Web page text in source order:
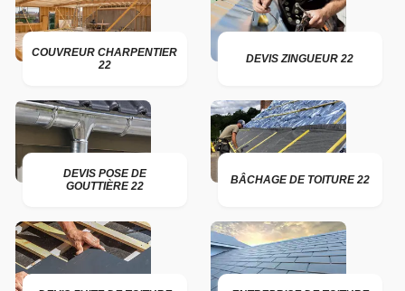
COUVREUR CHARPENTIER
22
DEVIS ZINGUEUR 22
DEVIS POSE DE
GOUTTIÈRE 22
BÂCHAGE DE TOITURE 22